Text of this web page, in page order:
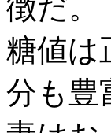
徴だ。
糖値は
分も豊